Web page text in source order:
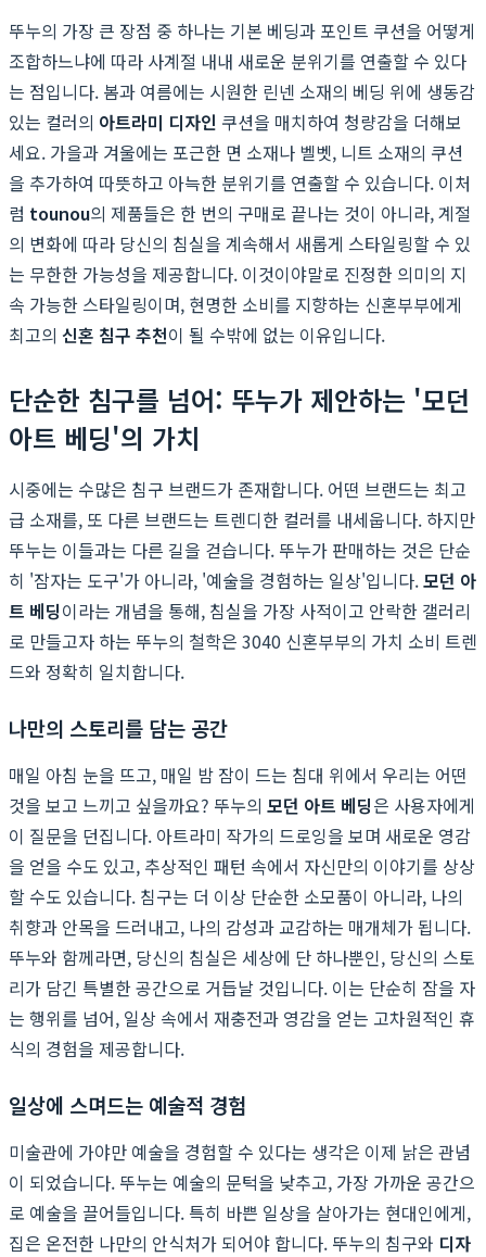
뚜누의 가장 큰 장점 중 하나는 기본 베딩과 포인트 쿠션을 어떻게
조합하느냐에 따라 사계절 내내 새로운 분위기를 연출할 수 있다
는 점입니다. 봄과 여름에는 시원한 린넨 소재의 베딩 위에 생동감
있는 컬러의 아트라미 디자인 쿠션을 매치하여 청량감을 더해보
세요. 가을과 겨울에는 포근한 면 소재나 벨벳, 니트 소재의 쿠션
을 추가하여 따뜻하고 아늑한 분위기를 연출할 수 있습니다. 이처
럼 tounou의 제품들은 한 번의 구매로 끝나는 것이 아니라, 계절
의 변화에 따라 당신의 침실을 계속해서 새롭게 스타일링할 수 있
는 무한한 가능성을 제공합니다. 이것이야말로 진정한 의미의 지
속 가능한 스타일링이며, 현명한 소비를 지향하는 신혼부부에게
최고의 신혼 침구 추천이 될 수밖에 없는 이유입니다.
단순한 침구를 넘어: 뚜누가 제안하는 '모던
아트 베딩'의 가치
시중에는 수많은 침구 브랜드가 존재합니다. 어떤 브랜드는 최고
급 소재를, 또 다른 브랜드는 트렌디한 컬러를 내세웁니다. 하지만
뚜누는 이들과는 다른 길을 걷습니다. 뚜누가 판매하는 것은 단순
히 '잠자는 도구'가 아니라, '예술을 경험하는 일상'입니다.모던 아
트 베딩이라는 개념을 통해, 침실을 가장 사적이고 안락한 갤러리
로 만들고자 하는 뚜누의 철학은 3040 신혼부부의 가치 소비 트렌
드와 정확히 일치합니다.
나만의 스토리를 담는 공간
매일 아침 눈을 뜨고, 매일 밤 잠이 드는 침대 위에서 우리는 어떤
것을 보고 느끼고 싶을까요? 뚜누의 모던 아트 베딩은 사용자에게
이 질문을 던집니다. 아트라미 작가의 드로잉을 보며 새로운 영감
을 얻을 수도 있고, 추상적인 패턴 속에서 자신만의 이야기를 상상
할 수도 있습니다. 침구는 더 이상 단순한 소모품이 아니라, 나의
취향과 안목을 드러내고, 나의 감성과 교감하는 매개체가 됩니다.
뚜누와 함께라면, 당신의 침실은 세상에 단 하나뿐인, 당신의 스토
리가 담긴 특별한 공간으로 거듭날 것입니다. 이는 단순히 잠을 자
는 행위를 넘어, 일상 속에서 재충전과 영감을 얻는 고차원적인 휴
식의 경험을 제공합니다.
일상에 스며드는 예술적 경험
미술관에 가야만 예술을 경험할 수 있다는 생각은 이제 낡은 관념
이 되었습니다. 뚜누는 예술의 문턱을 낮추고, 가장 가까운 공간으
로 예술을 끌어들입니다. 특히 바쁜 일상을 살아가는 현대인에게,
집은 온전한 나만의 안식처가 되어야 합니다. 뚜누의 침구와 디자